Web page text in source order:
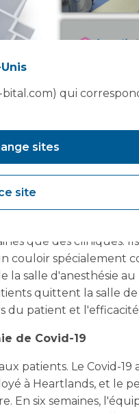
aux établissements
que des cliniques.
couloir spécialement
la salle d'anesthésie
quittent la salle de
du patient et
de Covid-19
patients. Le Covid-19
à Heartlands, et le
En six semaines,
qui
sites
site